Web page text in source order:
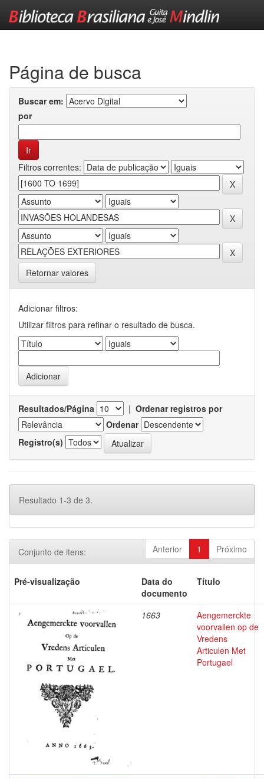
Página de busca
Buscar em:
por
Filtros correntes:
Retornar valores
Adicionar filtros:
Utilizar filtros para refinar o resultado de busca.
Resultados/Página | Ordenar registros por
Ordenar
Registro(s)
Resultado 1-3 de 3.
Anterior 1 Próximo
Conjunto de itens:
Pré-visualização
Data do
documento
Título
1663
Aengemerckte
voorvallen op de
Vredens
Articulen Met
Portugael